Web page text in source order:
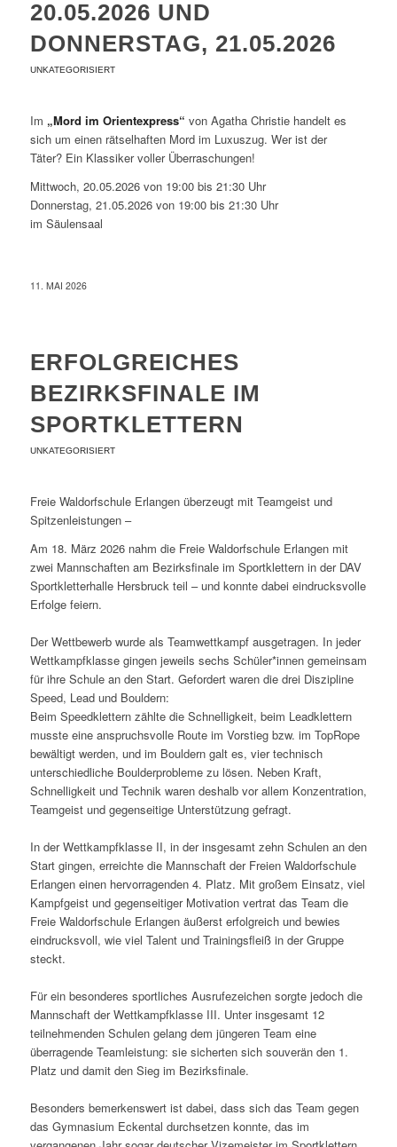
20.05.2026 UND
DONNERSTAG, 21.05.2026
UNKATEGORISIERT
Im „Mord im Orientexpress“ von Agatha Christie handelt es
sich um einen rätselhaften Mord im Luxuszug. Wer ist der
Täter? Ein Klassiker voller Überraschungen!
Mittwoch, 20.05.2026 von 19:00 bis 21:30 Uhr
Donnerstag, 21.05.2026 von 19:00 bis 21:30 Uhr
im Säulensaal
11. MAI 2026
ERFOLGREICHES
BEZIRKSFINALE IM
SPORTKLETTERN
UNKATEGORISIERT
Freie Waldorfschule Erlangen überzeugt mit Teamgeist und
Spitzenleistungen –
Am 18. März 2026 nahm die Freie Waldorfschule Erlangen mit
zwei Mannschaften am Bezirksfinale im Sportklettern in der DAV
Sportkletterhalle Hersbruck teil – und konnte dabei eindrucksvolle
Erfolge feiern.
Der Wettbewerb wurde als Teamwettkampf ausgetragen. In jeder
Wettkampfklasse gingen jeweils sechs Schüler*innen gemeinsam
für ihre Schule an den Start. Gefordert waren die drei Diszipline
Speed, Lead und Bouldern:
Beim Speedklettern zählte die Schnelligkeit, beim Leadklettern
musste eine anspruchsvolle Route im Vorstieg bzw. im TopRope
bewältigt werden, und im Bouldern galt es, vier technisch
unterschiedliche Boulderprobleme zu lösen. Neben Kraft,
Schnelligkeit und Technik waren deshalb vor allem Konzentration,
Teamgeist und gegenseitige Unterstützung gefragt.
In der Wettkampfklasse II, in der insgesamt zehn Schulen an den
Start gingen, erreichte die Mannschaft der Freien Waldorfschule
Erlangen einen hervorragenden 4. Platz. Mit großem Einsatz, viel
Kampfgeist und gegenseitiger Motivation vertrat das Team die
Freie Waldorfschule Erlangen äußerst erfolgreich und bewies
eindrucksvoll, wie viel Talent und Trainingsfleiß in der Gruppe
steckt.
Für ein besonderes sportliches Ausrufezeichen sorgte jedoch die
Mannschaft der Wettkampfklasse III. Unter insgesamt 12
teilnehmenden Schulen gelang dem jüngeren Team eine
überragende Teamleistung: sie sicherten sich souverän den 1.
Platz und damit den Sieg im Bezirksfinale.
Besonders bemerkenswert ist dabei, dass sich das Team gegen
das Gymnasium Eckental durchsetzen konnte, das im